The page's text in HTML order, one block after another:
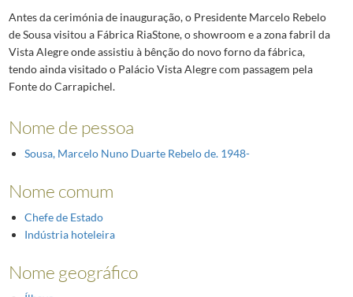
Antes da cerimónia de inauguração, o Presidente Marcelo Rebelo
de Sousa visitou a Fábrica RiaStone, o showroom e a zona fabril da
Vista Alegre onde assistiu à bênção do novo forno da fábrica,
tendo ainda visitado o Palácio Vista Alegre com passagem pela
Fonte do Carrapichel.
Nome de pessoa
Sousa, Marcelo Nuno Duarte Rebelo de. 1948-
Nome comum
Chefe de Estado
Indústria hoteleira
Nome geográfico